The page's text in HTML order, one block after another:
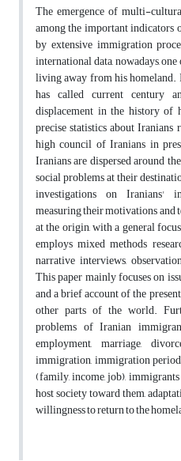
The emergence of multi-
among the important
by extensive immigration
international data, nowadays,
living away from his homeland.
has called current century
displacement in the history
precise statistics about
high council of Iranians in
Iranians are dispersed around
social problems at their
investigations on Iranians'
measuring their motivations
at the origin, with a general
employs mixed methods
narrative interviews,
This paper mainly focuses on
and a brief account of the
other parts of the world.
problems of Iranian
employment, marriage,
immigration, immigration
(family, income, job),
host society toward them,
willingness to return to the